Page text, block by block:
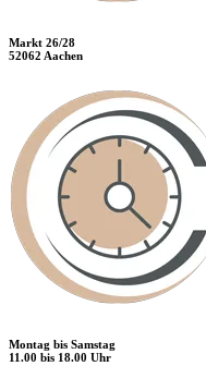
Markt 26/28
52062 Aachen
Montag bis Samstag
11.00 bis 18.00 Uhr